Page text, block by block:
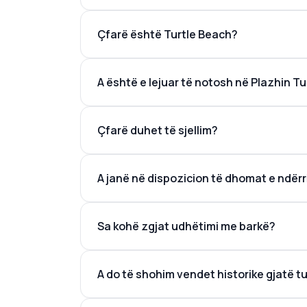
Çfarë është Turtle Beach?
A është e lejuar të notosh në Plazhin
Çfarë duhet të sjellim?
A janë në dispozicion të dhomat e
Sa kohë zgjat udhëtimi me barkë?
A do të shohim vendet historike gjatë